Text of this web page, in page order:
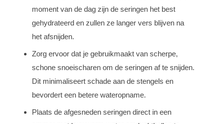
moment van de dag zijn de seringen het best
gehydrateerd en zullen ze langer vers blijven na
het afsnijden.
Zorg ervoor dat je gebruikmaakt van scherpe,
schone snoeischaren om de seringen af te snijden.
Dit minimaliseert schade aan de stengels en
bevordert een betere wateropname.
Plaats de afgesneden seringen direct in een